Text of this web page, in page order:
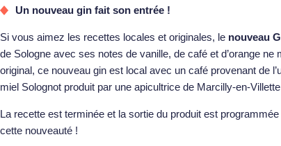
Un nouveau gin fait son entrée !
Si vous aimez les recettes locales et originales, le nouveau
de Sologne avec ses notes de vanille, de café et d’orange ne
original, ce nouveau gin est local avec un café provenant de
miel Solognot produit par une apicultrice de Marcilly-en-
La recette est terminée et la sortie du produit est
cette nouveauté !